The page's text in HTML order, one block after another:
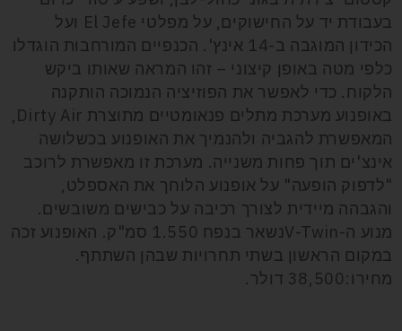
בעבודת יד על החישוקים, על מפלטי El Jefe ועל
הכידון המוגבה ב-14 אינץ'. הכנפיים המורחבות הוגדלו
כלפי מטה באופן קיצוני – זהו המראה שאותו ביקש
הלקוח. כדי לאפשר את הפוזיציה הנמוכה הותקנה
באופנוע מערכת מתלים פנאומטיים מתוצרת Dirty Air,
המאפשרת להגביה ולהנמיך את האופנוע בכשלושה
אינצ'ים תוך פחות משנייה. מערכת זו מאפשרת לרוכב
"לדפוק הופעה" על אופנוע הלוחך את האספלט,
והגבהה מיידית לצורך רכיבה על כבישים משובשים.
מנוע ה-V-Twinנשאר בנפח 1.550 סמ"ק. האופנוע זכה
במקום הראשון בשתי תחרויות שבהן השתתף.
מחירו:38,500 דולר.